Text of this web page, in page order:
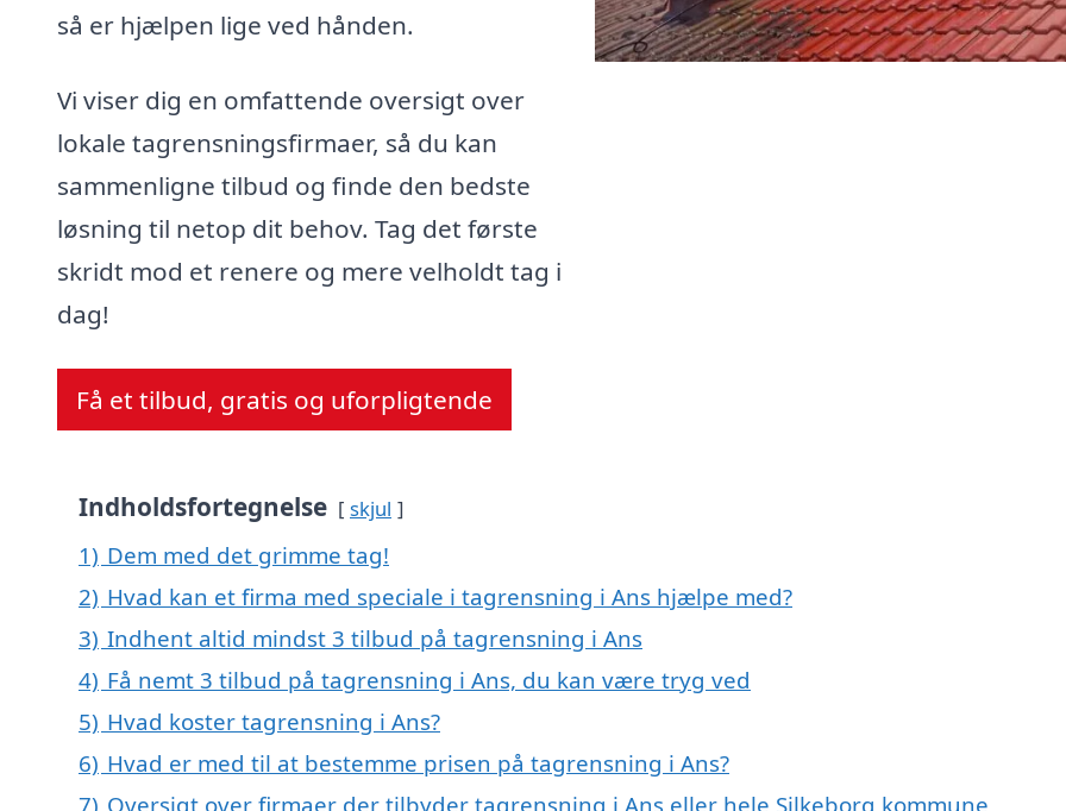
så er hjælpen lige ved hånden.
Vi viser dig en omfattende oversigt over
lokale tagrensningsfirmaer, så du kan
sammenligne tilbud og finde den bedste
løsning til netop dit behov. Tag det første
skridt mod et renere og mere velholdt tag i
dag!
Få et tilbud, gratis og uforpligtende
Indholdsfortegnelse skjul
1) Dem med det grimme tag!
2) Hvad kan et firma med speciale i tagrensning i Ans hjælpe med?
3) Indhent altid mindst 3 tilbud på tagrensning i Ans
4) Få nemt 3 tilbud på tagrensning i Ans, du kan være tryg ved
5) Hvad koster tagrensning i Ans?
6) Hvad er med til at bestemme prisen på tagrensning i Ans?
7) Oversigt over firmaer der tilbyder tagrensning i Ans eller hele Silkeborg kommune